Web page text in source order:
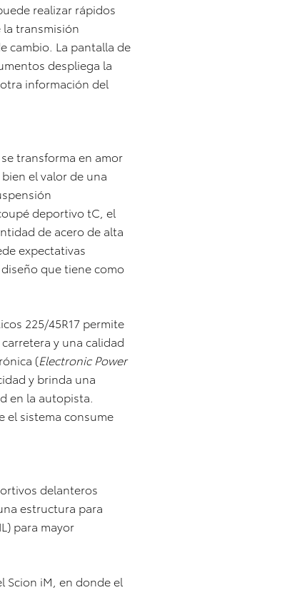
realizar rápidos
la transmisión
cambio. La pantalla de
despliega la
información del
transforma en amor
el valor de una
deportivo tC, el
de acero de alta
expectativas
que tiene como
225/45R17 permite
y una calidad
(Electronic Power
y brinda una
en la autopista.
el sistema consume
delanteros
estructura para
para mayor
Scion iM, en donde el